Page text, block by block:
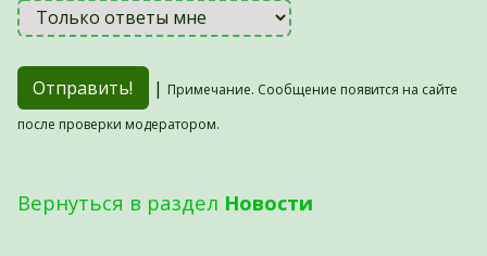
| Примечание. Сообщение появится на сайте
после проверки модератором.
Вернуться в раздел Новости